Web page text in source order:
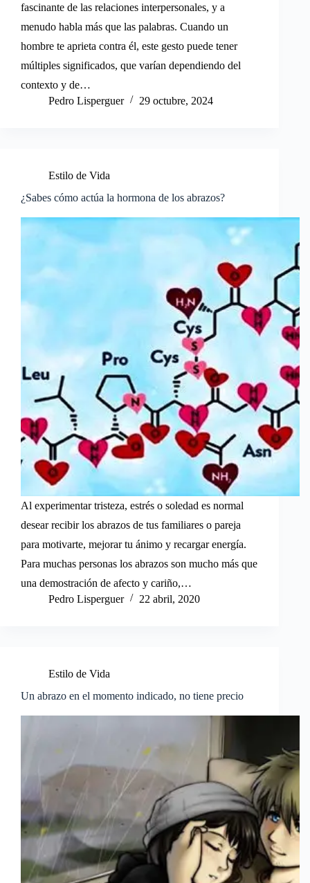
fascinante de las relaciones interpersonales, y a
menudo habla más que las palabras. Cuando un
hombre te aprieta contra él, este gesto puede tener
múltiples significados, que varían dependiendo del
contexto y de…
Pedro Lisperguer
29 octubre, 2024
Estilo de Vida
¿Sabes cómo actúa la hormona de los abrazos?
Al experimentar tristeza, estrés o soledad es normal
desear recibir los abrazos de tus familiares o pareja
para motivarte, mejorar tu ánimo y recargar energía.
Para muchas personas los abrazos son mucho más que
una demostración de afecto y cariño,…
Pedro Lisperguer
22 abril, 2020
Estilo de Vida
Un abrazo en el momento indicado, no tiene precio